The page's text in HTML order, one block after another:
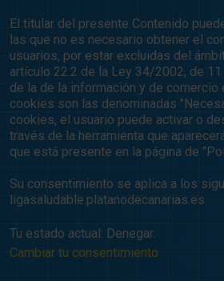
El titular del presente Contenido
las que no es necesario obtener el
usuarios, por estar excluidas del
artículo 22.2 de la Ley 34/2002, de
de la de la información y de comercio
cookies son las denominadas
cookies, el usuario puede activar o
través de la herramienta que
que está presente en la página de
Su consentimiento se aplica a los
ligasaludable.platanodecanarias.es
Tu estado actual: Denegar.
Cambiar tu consentimiento